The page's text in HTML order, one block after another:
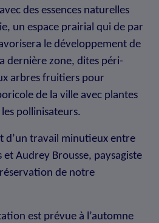
des essences naturelles
un espace prairial qui de par
le développement de
dernière zone, dites péri-
arbres fruitiers pour
de la ville avec plantes
pollinisateurs.
d’un travail minutieux entre
et Audrey Brousse, paysagiste
de notre
est prévue à l’automne